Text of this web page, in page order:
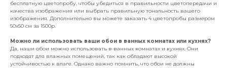
бесплатную цветопробу, чтобы убедиться в правильности цветопередачи и
качества изображения или выбрать правильную тональность вашего
изображения. Дополнительно вы можете заказать 4 цветопробы размером
50х50 см за 1500р.
Можно ли использовать ваши обои в ванных комнатах или кухнях?
Да, наши обои можно использовать в ванных комнатах и кухнях. Они
подходят для влажных помещений, так как обладают высокой
устойчивостью к влаге. Однако важно помнить, что обои не должны